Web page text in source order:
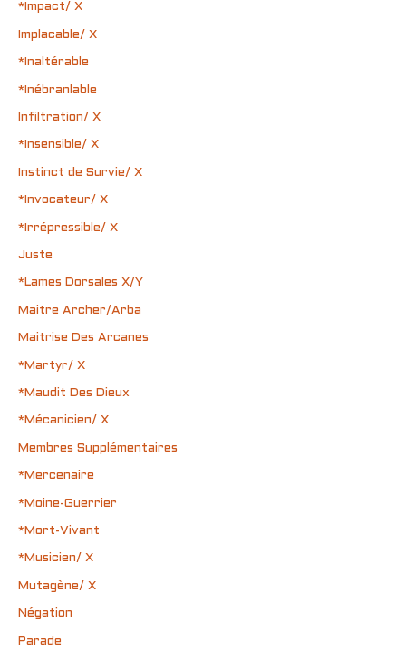
*Impact/ X
Implacable/ X
*Inaltérable
*Inébranlable
Infiltration/ X
*Insensible/ X
Instinct de Survie/ X
*Invocateur/ X
*Irrépressible/ X
Juste
*Lames Dorsales X/Y
Maitre Archer/Arba
Maitrise Des Arcanes
*Martyr/ X
*Maudit Des Dieux
*Mécanicien/ X
Membres Supplémentaires
*Mercenaire
*Moine-Guerrier
*Mort-Vivant
*Musicien/ X
Mutagène/ X
Négation
Parade